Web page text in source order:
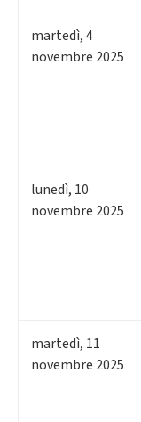
martedì,4
novembre 2025
lunedì, 10
novembre 2025
martedì, 11
novembre 2025